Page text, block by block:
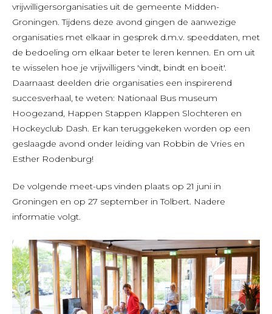
vrijwilligersorganisaties uit de gemeente Midden-
Groningen. Tijdens deze avond gingen de aanwezige
organisaties met elkaar in gesprek d.m.v. speeddaten, met
de bedoeling om elkaar beter te leren kennen. En om uit
te wisselen hoe je vrijwilligers 'vindt, bindt en boeit'.
Daarnaast deelden drie organisaties een inspirerend
succesverhaal, te weten: Nationaal Bus museum
Hoogezand, Happen Stappen Klappen Slochteren en
Hockeyclub Dash. Er kan teruggekeken worden op een
geslaagde avond onder leiding van Robbin de Vries en
Esther Rodenburg!
De volgende meet-ups vinden plaats op 21 juni in
Groningen en op 27 september in Tolbert. Nadere
informatie volgt.